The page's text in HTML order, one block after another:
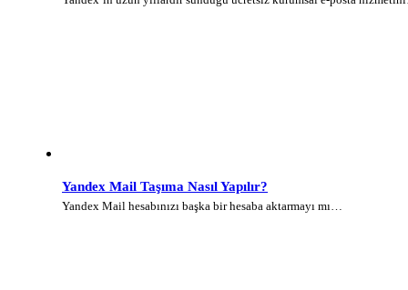
Yandex Mail Taşıma Nasıl Yapılır?
Yandex Mail hesabınızı başka bir hesaba aktarmayı mı…